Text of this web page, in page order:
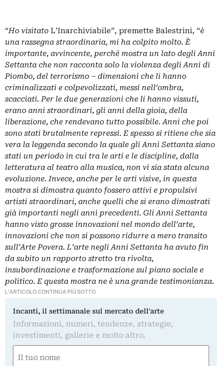
“Ho visitato L’Inarchiviabile”, premette Balestrini, “è
una rassegna straordinaria, mi ha colpito molto. È
importante, avvincente, perché mostra un lato degli Anni
Settanta che non racconta solo la violenza degli Anni di
Piombo, del terrorismo – dimensioni che li hanno
criminalizzati e colpevolizzati, messi nell’ombra,
scacciati. Per le due generazioni che li hanno vissuti,
erano anni straordinari, gli anni della gioia, della
liberazione, che rendevano tutto possibile. Anni che poi
sono stati brutalmente repressi. E spesso si ritiene che sia
vera la leggenda secondo la quale gli Anni Settanta siano
stati un periodo in cui tra le arti e le discipline, dalla
letteratura al teatro alla musica, non vi sia stata alcuna
evoluzione. Invece, anche per le arti visive, in questa
mostra si dimostra quanto fossero attivi e propulsivi
artisti straordinari, anche quelli che si erano dimostrati
già importanti negli anni precedenti. Gli Anni Settanta
hanno visto grosse innovazioni nel mondo dell’arte,
innovazioni che non si possono ridurre a mero transito
sull’Arte Povera. L’arte negli Anni Settanta ha avuto fin
da subito un rapporto stretto tra rivolta,
insubordinazione e trasformazione sul piano sociale e
politico. E questa mostra ne è una grande testimonianza.
L'ARTICOLO CONTINUA PIÙ SOTTO
Incanti, il settimanale sul mercato dell'arte
Informazioni, numeri, tendenze, strategie,
investimenti, gallerie e molto altro.
(Obbligatorio)